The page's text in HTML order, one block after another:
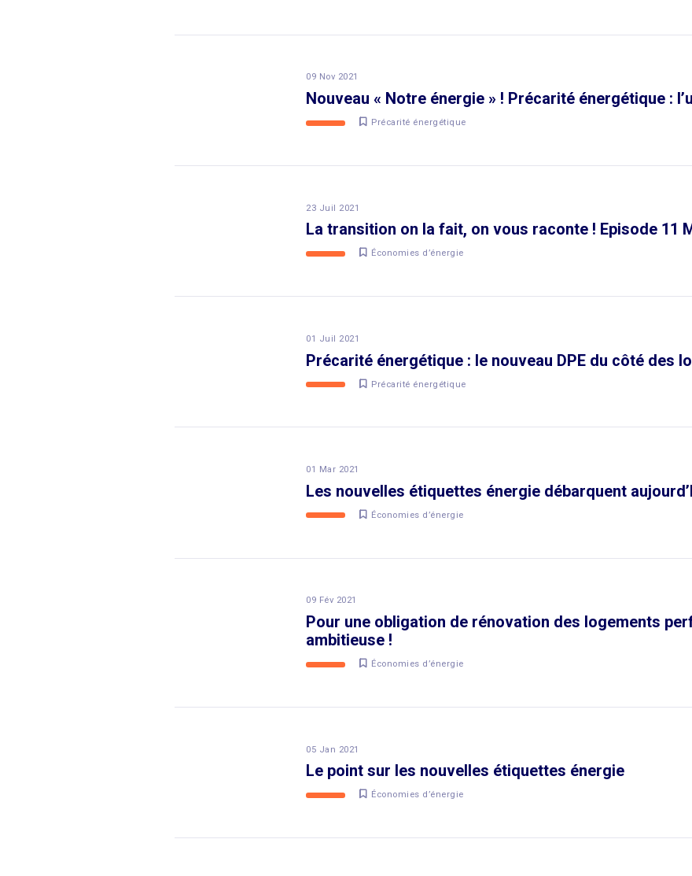
09 Nov 2021
Nouveau « Notre énergie » ! Précarité énergétique :
Précarité énergétique
23 Juil 2021
La transition on la fait, on vous raconte ! Episode 11
Économies d’énergie
01 Juil 2021
Précarité énergétique : le nouveau DPE du côté des
Précarité énergétique
01 Mar 2021
Les nouvelles étiquettes énergie débarquent
Économies d’énergie
09 Fév 2021
Pour une obligation de rénovation des logements
ambitieuse !
Économies d’énergie
05 Jan 2021
Le point sur les nouvelles étiquettes énergie
Économies d’énergie